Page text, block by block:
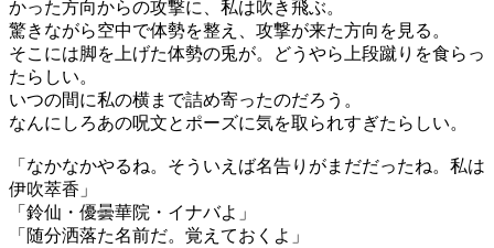
かった方向からの攻撃に、私は吹き飛ぶ。
驚きながら空中で体勢を整え、攻撃が来た方向を見る。
そこには脚を上げた体勢の兎が。どうやら上段蹴りを食らっ
たらしい。
いつの間に私の横まで詰め寄ったのだろう。
なんにしろあの呪文とポーズに気を取られすぎたらしい。
「なかなかやるね。そういえば名告りがまだだったね。私は
伊吹萃香」
「鈴仙・優曇華院・イナバよ」
「随分洒落た名前だ。覚えておくよ」